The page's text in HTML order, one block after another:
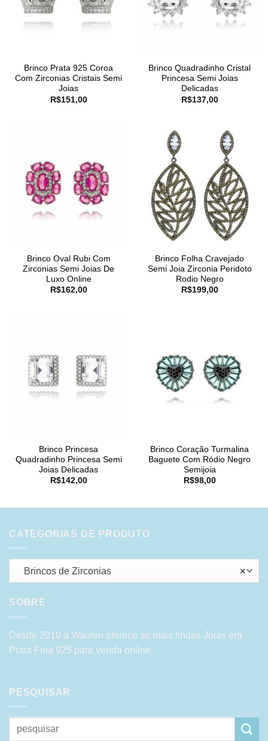
Brinco Prata 925 Coroa
Com Zirconias Cristais Semi
Joias
R$151,00
Brinco Quadradinho Cristal
Princesa Semi Joias
Delicadas
R$137,00
Brinco Oval Rubi Com
Zirconias Semi Joias De
Luxo Online
R$162,00
Brinco Folha Cravejado
Semi Joia Zirconia Peridoto
Rodio Negro
R$199,00
Brinco Princesa
Quadradinho Princesa Semi
Joias Delicadas
R$142,00
Brinco Coração Turmalina
Baguete Com Ródio Negro
Semijoia
R$98,00
CATEGORIAS DE PRODUTO
×
Brincos de Zirconias
SOBRE
Desde 2010 a Waufen oferece as mais lindas Joias em
Prata Fina 925 para venda online.
PESQUISAR
Pesquisar
por: